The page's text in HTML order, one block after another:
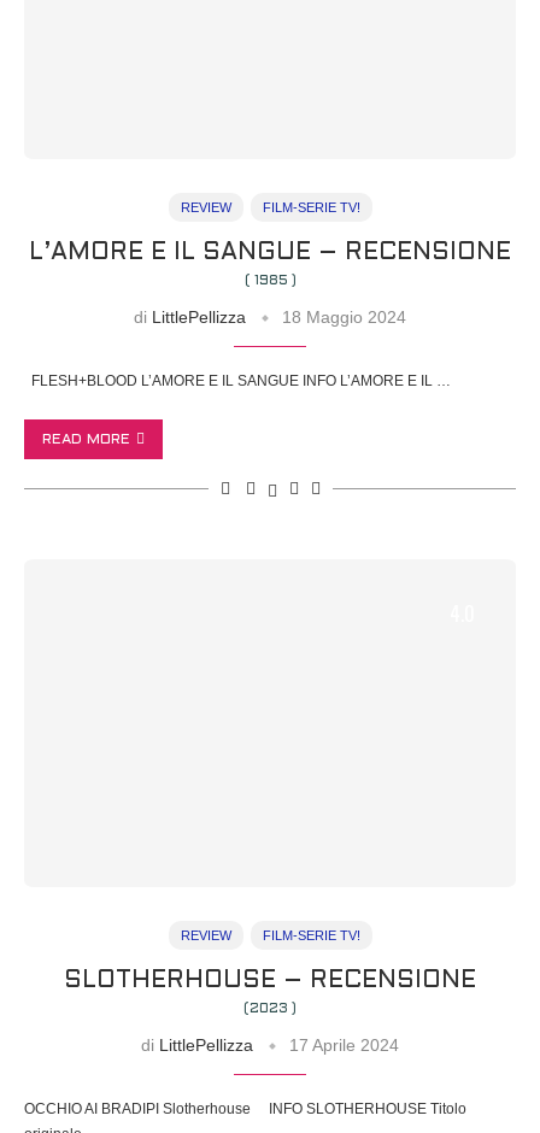
REVIEW FILM-SERIE TV!
L’AMORE E IL SANGUE – RECENSIONE
( 1985 )
di LittlePellizza 18 Maggio 2024
FLESH+BLOOD L’AMORE E IL SANGUE INFO L’AMORE E IL …
READ MORE
REVIEW FILM-SERIE TV!
SLOTHERHOUSE – RECENSIONE
(2023 )
di LittlePellizza 17 Aprile 2024
OCCHIO AI BRADIPI Slotherhouse INFO SLOTHERHOUSE Titolo